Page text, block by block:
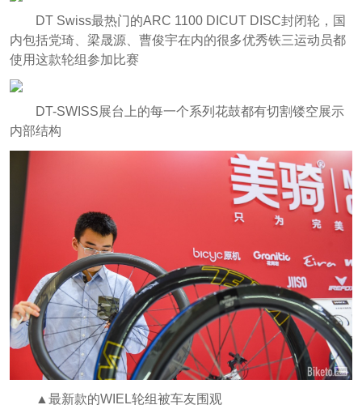
DT Swiss最热门的ARC 1100 DICUT DISC封闭轮，国
内包括党琦、梁晟源、曹俊宇在内的很多优秀铁三运动员都
使用这款轮组参加比赛
DT-SWISS展台上的每一个系列花鼓都有切割镂空展示
内部结构
▲最新款的WIEL轮组被车友围观